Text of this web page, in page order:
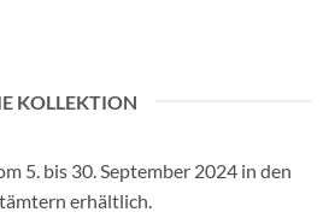
KOLLEKTION
5. bis 30. September 2024 in den
erhältlich.